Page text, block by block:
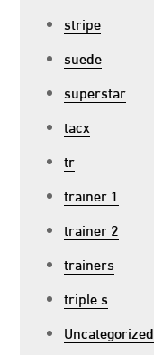
stripe
suede
superstar
tacx
tr
trainer 1
trainer 2
trainers
triple s
Uncategorized